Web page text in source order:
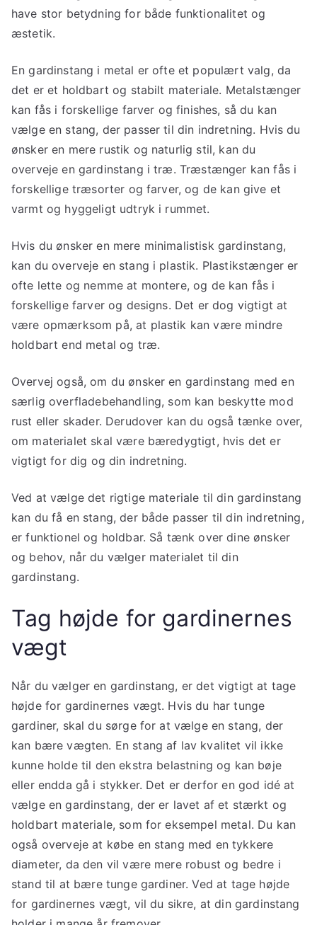
have stor betydning for både funktionalitet og
æstetik.
En gardinstang i metal er ofte et populært valg, da
det er et holdbart og stabilt materiale. Metalstænger
kan fås i forskellige farver og finishes, så du kan
vælge en stang, der passer til din indretning. Hvis du
ønsker en mere rustik og naturlig stil, kan du
overveje en gardinstang i træ. Træstænger kan fås i
forskellige træsorter og farver, og de kan give et
varmt og hyggeligt udtryk i rummet.
Hvis du ønsker en mere minimalistisk gardinstang,
kan du overveje en stang i plastik. Plastikstænger er
ofte lette og nemme at montere, og de kan fås i
forskellige farver og designs. Det er dog vigtigt at
være opmærksom på, at plastik kan være mindre
holdbart end metal og træ.
Overvej også, om du ønsker en gardinstang med en
særlig overfladebehandling, som kan beskytte mod
rust eller skader. Derudover kan du også tænke over,
om materialet skal være bæredygtigt, hvis det er
vigtigt for dig og din indretning.
Ved at vælge det rigtige materiale til din gardinstang
kan du få en stang, der både passer til din indretning,
er funktionel og holdbar. Så tænk over dine ønsker
og behov, når du vælger materialet til din
gardinstang.
Tag højde for gardinernes
vægt
Når du vælger en gardinstang, er det vigtigt at tage
højde for gardinernes vægt. Hvis du har tunge
gardiner, skal du sørge for at vælge en stang, der
kan bære vægten. En stang af lav kvalitet vil ikke
kunne holde til den ekstra belastning og kan bøje
eller endda gå i stykker. Det er derfor en god idé at
vælge en gardinstang, der er lavet af et stærkt og
holdbart materiale, som for eksempel metal. Du kan
også overveje at købe en stang med en tykkere
diameter, da den vil være mere robust og bedre i
stand til at bære tunge gardiner. Ved at tage højde
for gardinernes vægt, vil du sikre, at din gardinstang